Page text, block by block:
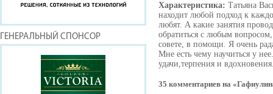
ГЕНЕРАЛЬНЫЙ СПОНСОР
Характеристика: Татьяна
находит любой подход к
любят. А какие занятия
обратиться с любым
совете, в помощи. Я очень
Мне есть чему научиться у
удачи,терпения и
35 комментариев на